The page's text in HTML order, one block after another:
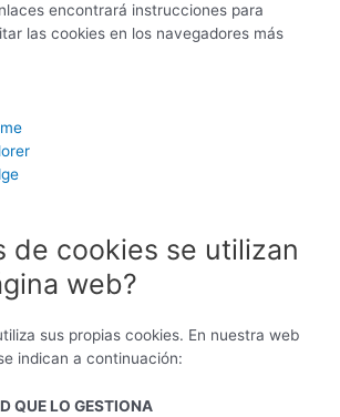
encontrará instrucciones para
las cookies en los navegadores más
de cookies se utilizan
web?
sus propias cookies. En nuestra web
indican a continuación:
QUE LO GESTIONA